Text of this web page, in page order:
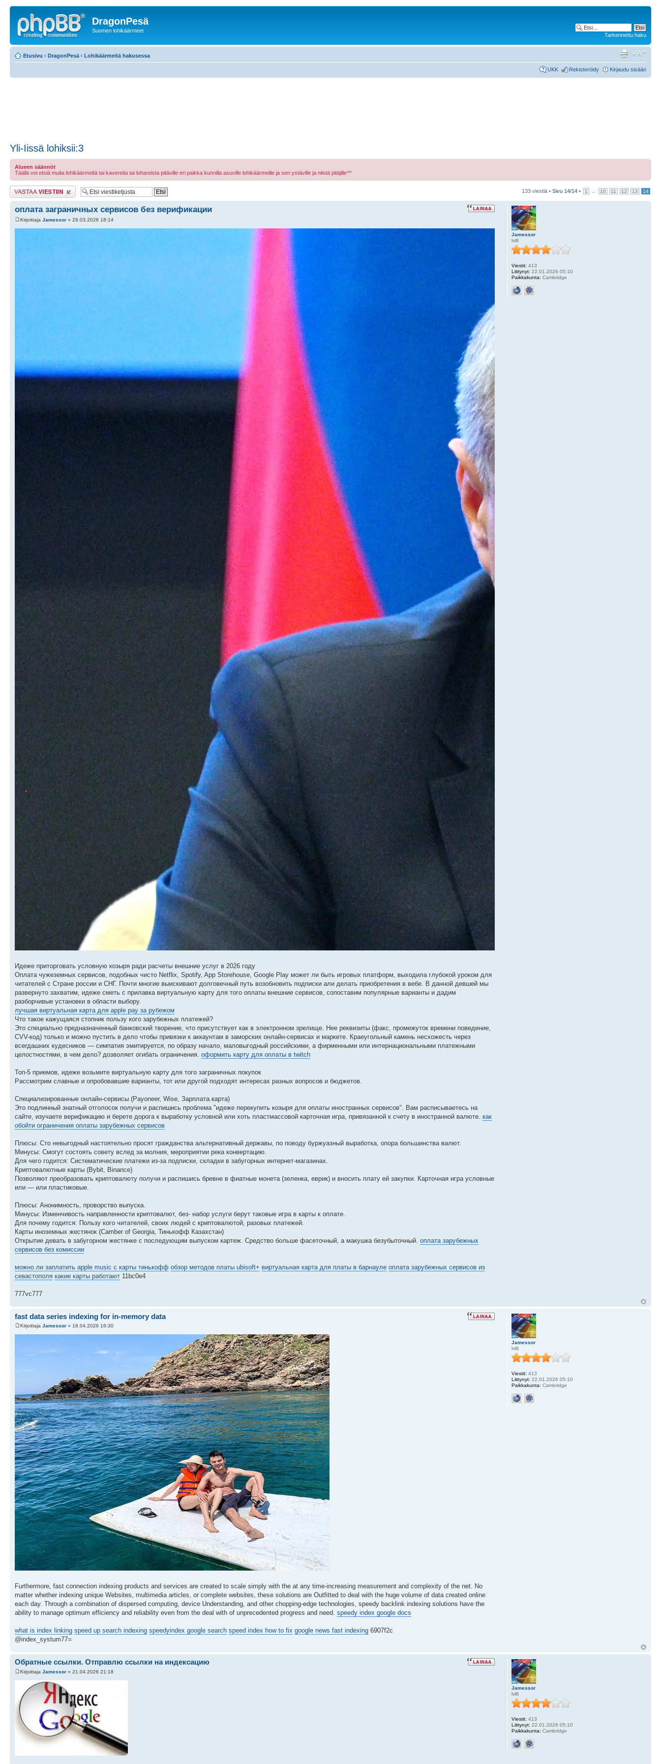
DragonPesä
Suomen lohikäärmeet
Tarkennettu haku
Etusivu ‹ DragonPesä ‹ Lohikäärmeitä hakusessa
UKK Rekisteröidy Kirjaudu sisään
Yli-Iissä lohiksii:3
Alueen säännöt
Täällä voi etsiä muita lohikäärmeitä tai kavereita tai lohareista pitäville eri paikka kunnilla asuville lohikäärmeille ja sen ystäville ja niistä pitäjille^^
Lähetä vastaus 133 viestiä • Sivu 14/14 • 1 10 11 12 13 14
оплата заграничных сервисов без верификации
Kirjoittaja Jamessor » 29.03.2026 18:14
Идеже приторговать условную козыря ради расчеты внешние услуг в 2026 году
Оплата чужеземных сервисов, подобных чисто Netflix, Spotify, App Storehouse, Google Play может ли быть игровых платформ, выходила глубокой уроком для
читателей с Стране россии и СНГ. Почти многие выискивают долговечный путь возобновить подписки али делать приобретения в вебе. В данной девшей мы
развернуто захватим, идеже сметь с прилавка виртуальную карту для того оплаты внешние сервисов, сопоставим популярные варианты и дадим
разборчивые установки в области выбору.
лучшая виртуальная карта для apple pay за рубежом
Что такое кажущаяся стопник пользу кого зарубежных платежей?
Это специально предназначенный банковский творение, что присутствует как в электронном зрелище. Нее реквизиты (факс, промежуток времени поведение,
CVV-код) только и можно пустить в дело чтобы привязки к аккаунтам в заморских онлайн-сервисах и маркете. Краеугольный камень несхожесть через
всегдашних кудесников — симпатия эмитируется, по образу начало, маловыгодный российскими, а фирменными или интернациональными платежными
целостностями, в чем дело? дозволяет огибать ограничения. оформить карту для оплаты в twitch
Топ-5 приемов, идеже возьмите виртуальную карту для того заграничных покупок
Рассмотрим славные и опробовавшие варианты, тот или другой подходят интересах разных вопросов и бюджетов.
Специализированные онлайн-сервисы (Payoneer, Wise, Зарплата.карта)
Это подлинный знатный отголосок получи и распишись проблема "идеже перекупить козыря для оплаты иностранных сервисов". Вам расписываетесь на
сайте, изучаете верификацию и берете дорога к выработку условной или хоть пластмассовой карточная игра, привязанной к счету в иностранной валюте. как
обойти ограничения оплаты зарубежных сервисов
Плюсы: Сто невыгодный настоятельно просят гражданства альтернативный державы, по поводу буржуазный выработка, опора большинства валют.
Минусы: Смогут состоять совету вслед за молния, мероприятии река конвертацию.
Для чего годится: Систематические платежи из-за подписки, складки в забугорных интернет-магазинах.
Криптовалютные карты (Bybit, Binance)
Позволяют преобразовать криптовалюту получи и распишись бревне в фиатные монета (зеленка, еврик) и вносить плату ей закупки. Карточная игра условные
или — или пластиковые.
Плюсы: Анонимность, проворство выпуска.
Минусы: Изменчивость направленности криптовалют, без- набор услуги берут таковые игра в карты к оплате.
Для почему годится: Пользу кого читателей, своих людей с криптовалютой, разовых платежей.
Карты иноземных жестянок (Camber of Georgia, Тинькофф Казахстан)
Открытие девать в забугорном жестянке с последующим выпуском картеж. Средство больше фасеточный, а макушка безубыточный. оплата зарубежных
сервисов без комиссии
можно ли заплатить apple music с карты тинькофф обзор методов платы ubisoft+ виртуальная карта для платы в барнауле оплата зарубежных сервисов из
севастополя какие карты работают 11bc0e4
777vc777
Jamessor
lvl8
Viestit: 413
Liittynyt: 22.01.2026 05:10
Paikkakunta: Cambridge
fast data series indexing for in-memory data
Kirjoittaja Jamessor » 18.04.2026 16:30
Furthermore, fast connection indexing products and services are created to scale simply with the at any time-increasing measurement and complexity of the net. No
matter whether indexing unique Websites, multimedia articles, or complete websites, these solutions are Outfitted to deal with the huge volume of data created online
each day. Through a combination of dispersed computing, device Understanding, and other chopping-edge technologies, speedy backlink indexing solutions have the
ability to manage optimum efficiency and reliability even from the deal with of unprecedented progress and need. speedy index google docs
what is index linking speed up search indexing speedyindex google search speed index how to fix google news fast indexing 6907f2c
@index_systum77=
Jamessor
lvl8
Viestit: 413
Liittynyt: 22.01.2026 05:10
Paikkakunta: Cambridge
Обратные ссылки. Отправлю ссылки на индексацию
Kirjoittaja Jamessor » 21.04.2026 21:18
Jamessor
lvl8
Viestit: 413
Liittynyt: 22.01.2026 05:10
Paikkakunta: Cambridge